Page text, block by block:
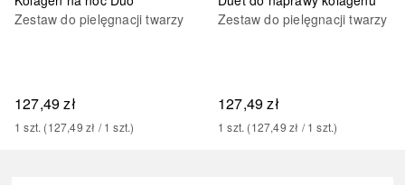
Zestaw do pielęgnacji twarzy
127,49 zł
1 szt. (127,49 zł / 1 szt.)
Zestaw do pielęgnacji twarzy
127,49 zł
1 szt. (127,49 zł / 1 szt.)